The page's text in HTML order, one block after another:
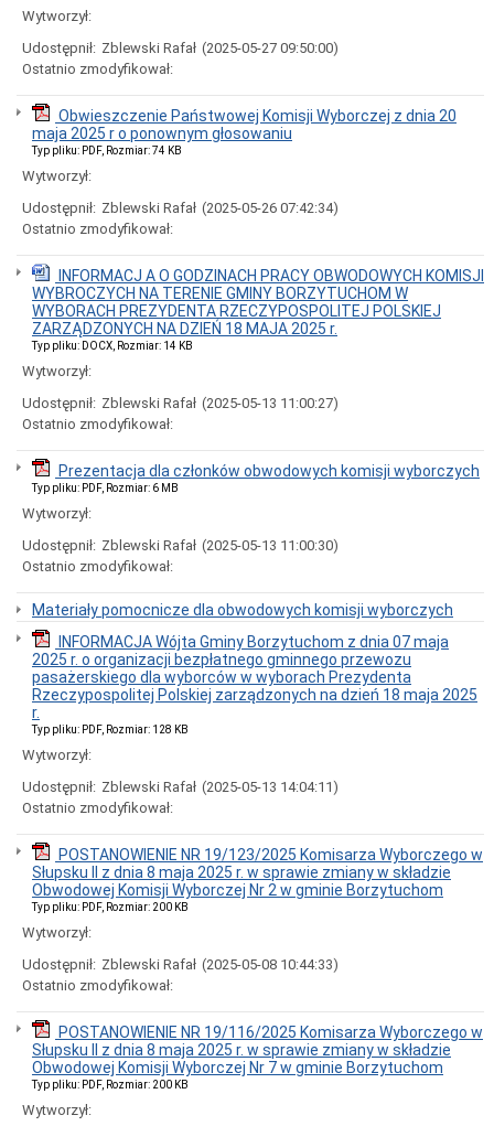
Dni
godziny
otwarcia
Informacja
o
przyjmowaniu
skarg
wniosków
obywateli
Regulamin
Kierownictwo
Urzędu
Referaty
Urzędu
Gminy
Statut
Gminy
Borzytuchom
informacyjna
dotycząca
przetwarzania
danych
w
Urzędzie
w
Borzytuchomiu
Deklaracja
dostępności
Raporty
stanie
zapewniania
dostępności
Zasady
cyberbezpieczeństwa
Gminy
Borzytuchom
dane
kontaktowe
Ogłoszenia
obwieszczenia
Marszałka
Województwa
Pomorskiego
sprawie
przystąpienia
Wytworzył:
Udostępnił: Zblewski Rafał (2025-05-27 09:50:00)
Ostatnio zmodyfikował:
Obwieszczenie Państwowej Komisji Wyborczej z dnia 20
maja 2025 r o ponownym głosowaniu
Typ pliku: PDF, Rozmiar: 74 KB
Wytworzył:
Udostępnił: Zblewski Rafał (2025-05-26 07:42:34)
Ostatnio zmodyfikował:
INFORMACJ A O GODZINACH PRACY OBWODOWYCH KOMISJI
WYBROCZYCH NA TERENIE GMINY BORZYTUCHOM W
WYBORACH PREZYDENTA RZECZYPOSPOLITEJ POLSKIEJ
ZARZĄDZONYCH NA DZIEŃ 18 MAJA 2025 r.
Typ pliku: DOCX, Rozmiar: 14 KB
Wytworzył:
Udostępnił: Zblewski Rafał (2025-05-13 11:00:27)
Ostatnio zmodyfikował:
Prezentacja dla członków obwodowych komisji wyborczych
Typ pliku: PDF, Rozmiar: 6 MB
Wytworzył:
Udostępnił: Zblewski Rafał (2025-05-13 11:00:30)
Ostatnio zmodyfikował:
Materiały pomocnicze dla obwodowych komisji wyborczych
INFORMACJA Wójta Gminy Borzytuchom z dnia 07 maja
2025 r. o organizacji bezpłatnego gminnego przewozu
pasażerskiego dla wyborców w wyborach Prezydenta
Rzeczypospolitej Polskiej zarządzonych na dzień 18 maja 2025
r.
Typ pliku: PDF, Rozmiar: 128 KB
Wytworzył:
Udostępnił: Zblewski Rafał (2025-05-13 14:04:11)
Ostatnio zmodyfikował:
POSTANOWIENIE NR 19/123/2025 Komisarza Wyborczego w
Słupsku II z dnia 8 maja 2025 r. w sprawie zmiany w składzie
Obwodowej Komisji Wyborczej Nr 2 w gminie Borzytuchom
Typ pliku: PDF, Rozmiar: 200 KB
Wytworzył:
Udostępnił: Zblewski Rafał (2025-05-08 10:44:33)
Ostatnio zmodyfikował:
POSTANOWIENIE NR 19/116/2025 Komisarza Wyborczego w
Słupsku II z dnia 8 maja 2025 r. w sprawie zmiany w składzie
Obwodowej Komisji Wyborczej Nr 7 w gminie Borzytuchom
Typ pliku: PDF, Rozmiar: 200 KB
Wytworzył: